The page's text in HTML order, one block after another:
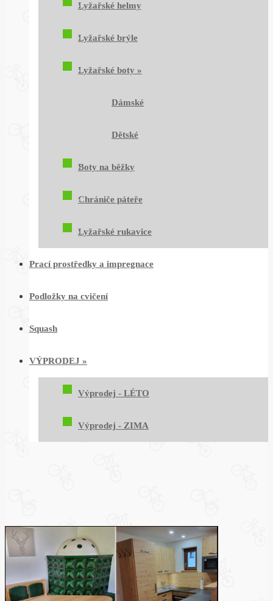
Lyžařské helmy
Lyžařské brýle
Lyžařské boty »
Dámské
Dětské
Boty na běžky
Chrániče páteře
Lyžařské rukavice
Prací prostředky a impregnace
Podložky na cvičení
Squash
VÝPRODEJ »
Výprodej - LÉTO
Výprodej - ZIMA